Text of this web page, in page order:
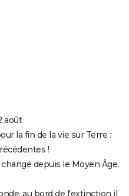
août
la fin de la vie sur Terre :
!
depuis le Moyen Âge,
au bord de l'extinction il